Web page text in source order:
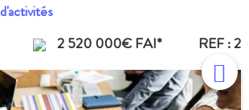
2 520 000€ FAI* REF : 2